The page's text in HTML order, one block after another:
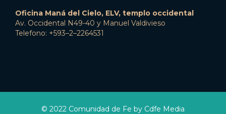
Oficina Maná del Cielo, ELV, templo occidental
Av. Occidental N49-40 y Manuel Valdivieso
Telefono: +593–2–2264531
© 2022 Comunidad de Fe by Cdfe Media